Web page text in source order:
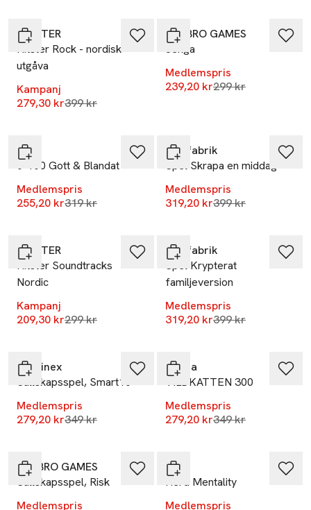
HITSTER
Hitster Rock - nordisk
utgåva
Kampanj
279,30 krLägsta pris 30 dagar
399 kr
HASBRO GAMES
Jenga
Medlemspris
239,20 krLägsta pris 30
299 kr
M.I.G
0-100 Gott & Blandat
Medlemspris
255,20 krLägsta pris 30 dagar
319 kr
Spelfabrik
Spel Skrapa en middag
Medlemspris
319,20 krLägsta pris 30
399 kr
HITSTER
Hitster Soundtracks
Nordic
Kampanj
209,30 krLägsta pris 30 dagar
299 kr
Spelfabrik
Spel Krypterat
familjeversion
Medlemspris
319,20 krLägsta pris 30
399 kr
Martinex
Sällskapsspel, Smart10
Medlemspris
279,20 krLägsta pris 30 dagar
349 kr
Educa
VILDKATTEN 300
Medlemspris
279,20 krLägsta pris 30
349 kr
HASBRO GAMES
Sällskapsspel, Risk
Medlemspris
ALF
Herd Mentality
Medlemspris